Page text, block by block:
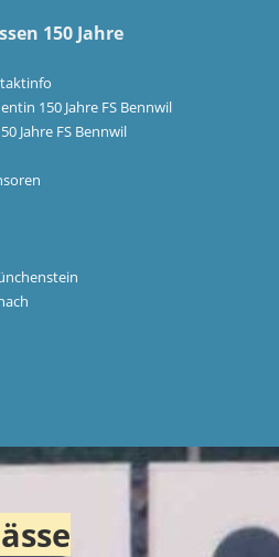
150 Jahre
150 Jahre FS Bennwil
Jahre FS Bennwil